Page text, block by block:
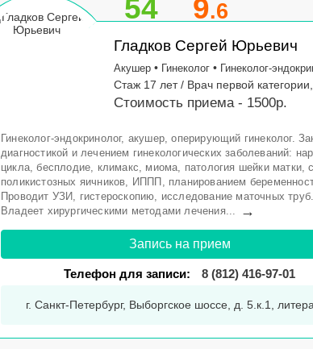
54 9.6
Гладков Сергей Юрьевич
Акушер • Гинеколог • Гинеколог-
Стаж 17 лет / Врач первой категории,
Стоимость приема - 1500р.
Гинеколог-эндокринолог, акушер, оперирующий гинеколог.
диагностикой и лечением гинекологических заболеваний:
цикла, бесплодие, климакс, миома, патология шейки матки,
поликистозных яичников, ИППП, планированием
Проводит УЗИ, гистероскопию, исследование маточных труб.
Владеет хирургическими методами лечения...
→
Запись на прием
Телефон для записи: 8 (812) 416-97-01
г. Санкт-Петербург, Выборгское шоссе, д. 5.к.1,